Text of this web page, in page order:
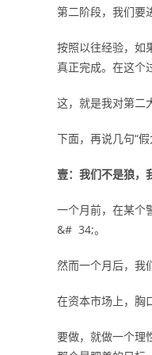
第二阶段，我们要
按照以往经验，如
真正完成。在这个
这，就是我对第二
下面，再说几句“假
壹：我们不是狼，
一个月前，在某个
&# 34;。
然而一个月后，我
在资本市场上，胸
要做，就做一个理